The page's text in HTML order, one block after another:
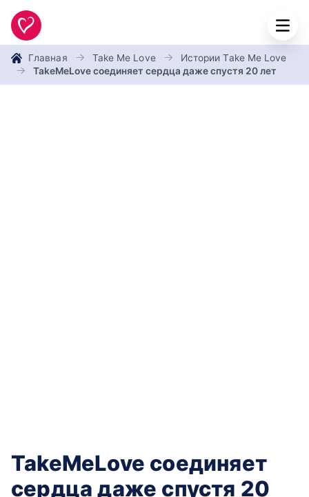
Главная Take Me Love
Истории Take Me Love
TakeMeLove соединяет сердца даже спустя 20 лет
TakeMeLove соединяет
сердца даже спустя 20